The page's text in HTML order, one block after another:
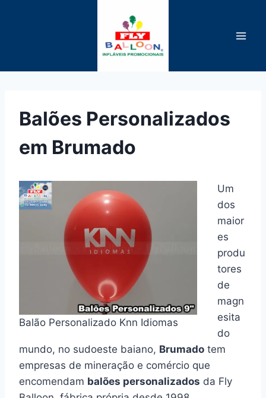
Balões Personalizados
em Brumado
Balão Personalizado Knn Idiomas
Um
dos
maior
es
produ
tores
de
magn
esita
do
mundo, no sudoeste baiano, Brumado tem
empresas de mineração e comércio que
encomendam balões personalizados da Fly